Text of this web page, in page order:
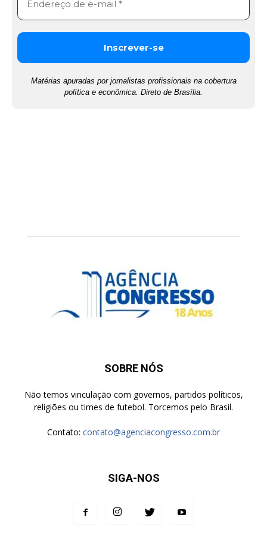
Matérias apuradas por jornalistas profissionais na cobertura
política e econômica. Direto de Brasília.
SOBRE NÓS
Não temos vinculação com governos, partidos políticos,
religiões ou times de futebol. Torcemos pelo Brasil.
Contato: contato@agenciacongresso.com.br
SIGA-NOS